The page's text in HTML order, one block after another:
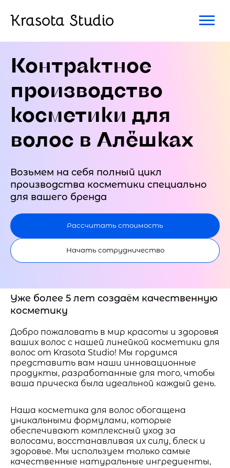
Krasota Studio
Контрактное
производство
косметики для
волос в Алёшках
Возьмем на себя полный цикл
производства косметики специально
для вашего бренда
Рассчитать стоимость
Начать сотрудничество
Уже более 5 лет создаём качественную
косметику
Добро пожаловать в мир красоты и здоровья
ваших волос с нашей линейкой косметики для
волос от Krasota Studio! Мы гордимся
представить вам наши инновационные
продукты, разработанные для того, чтобы
ваша прическа была идеальной каждый день.
Наша косметика для волос обогащена
уникальными формулами, которые
обеспечивают комплексный уход за
волосами, восстанавливая их силу, блеск и
здоровье. Мы используем только самые
качественные натуральные ингредиенты,